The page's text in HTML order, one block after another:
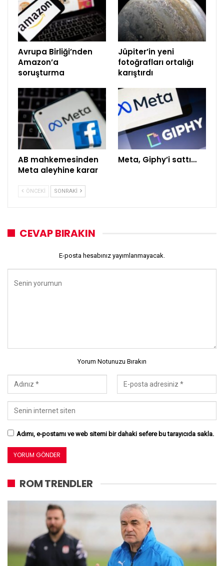
Avrupa Birliği’nden
Amazon’a
soruşturma
Jüpiter’in yeni
fotoğrafları ortalığı
karıştırdı
AB mahkemesinden
Meta aleyhine karar
Meta, Giphy’i sattı…
ÖNCEKI SONRAKI
CEVAP BIRAKIN
E-posta hesabınız yayımlanmayacak.
Yorum Notunuzu Bırakın
Adımı, e-postamı ve web sitemi bir dahaki sefere bu tarayıcıda sakla.
ROM TRENDLER